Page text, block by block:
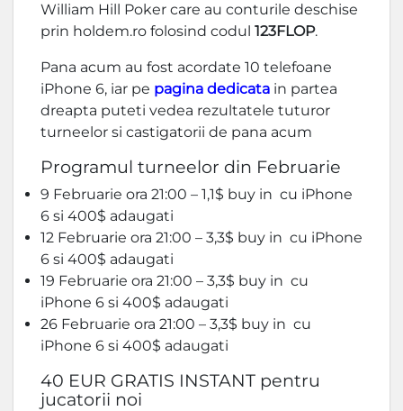
William Hill Poker care au conturile deschise
prin holdem.ro folosind codul 123FLOP.
Pana acum au fost acordate 10 telefoane
iPhone 6, iar pe pagina dedicata in partea
dreapta puteti vedea rezultatele tuturor
turneelor si castigatorii de pana acum
Programul turneelor din Februarie
9 Februarie ora 21:00 – 1,1$ buy in cu iPhone
6 si 400$ adaugati
12 Februarie ora 21:00 – 3,3$ buy in cu iPhone
6 si 400$ adaugati
19 Februarie ora 21:00 – 3,3$ buy in cu
iPhone 6 si 400$ adaugati
26 Februarie ora 21:00 – 3,3$ buy in cu
iPhone 6 si 400$ adaugati
40 EUR GRATIS INSTANT pentru
jucatorii noi